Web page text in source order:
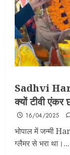
Sadhvi
क्यों टीवी एंकर
16/04/2025
भोपाल में जन्मी
ग्लैमर से भरा था।...